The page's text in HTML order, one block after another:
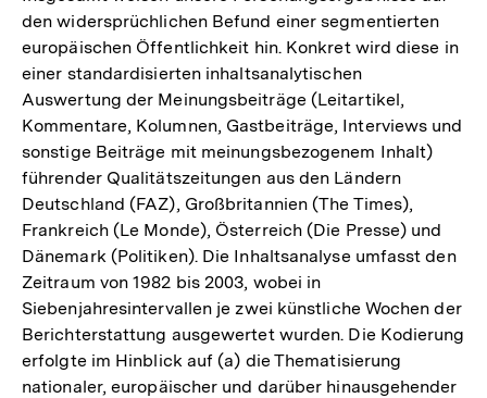
Fußnote
den widersprüchlichen Befund einer segmentierten
europäischen Öffentlichkeit hin. Konkret wird diese in
einer standardisierten inhaltsanalytischen
Auswertung der Meinungsbeiträge (Leitartikel,
Kommentare, Kolumnen, Gastbeiträge, Interviews und
sonstige Beiträge mit meinungsbezogenem Inhalt)
führender Qualitätszeitungen aus den Ländern
Deutschland (FAZ), Großbritannien (The Times),
Frankreich (Le Monde), Österreich (Die Presse) und
Dänemark (Politiken). Die Inhaltsanalyse umfasst den
Zeitraum von 1982 bis 2003, wobei in
Siebenjahresintervallen je zwei künstliche Wochen der
Berichterstattung ausgewertet wurden. Die Kodierung
erfolgte im Hinblick auf (a) die Thematisierung
nationaler, europäischer und darüber hinausgehender